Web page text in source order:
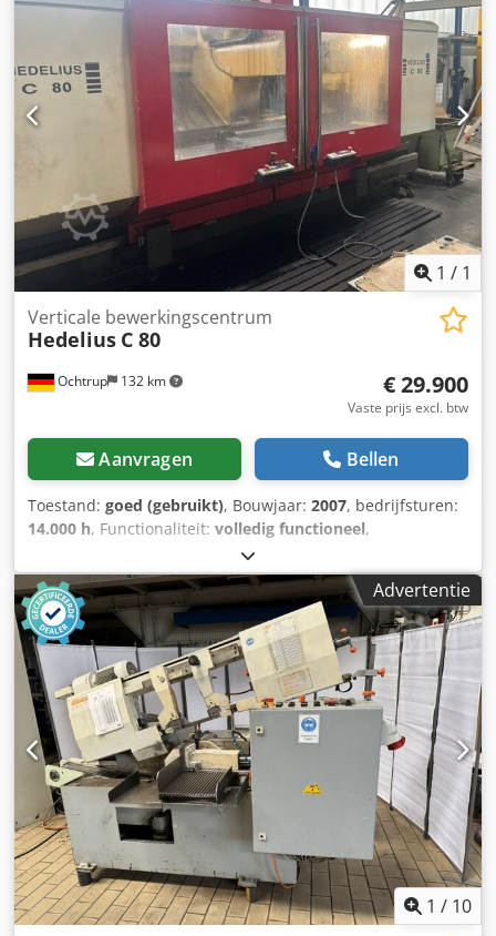
1 / 1
Ochtrup 132 km
Verticale bewerkingscentrum
Hedelius C 80
€ 29.900
Vaste prijs excl. btw
Aanvragen Bellen
Toestand: goed (gebruikt), Bouwjaar: 2007, bedrijfsturen:
14.000 h, Functionaliteit: volledig functioneel,
2.300 mm
800 mm, verplaatsingsafstand Z-as:600 mm,
controllerfabrikant:Heidenhain 530, controller model:
Heidenhain ITNC 530, toerental (min.): 8.000 rpm,
spindelsnelheid (min.):8.000 rpm, koelmiddelaanvoer:
20
bar
, aantal spindels:1, ingangsspanning:29 V, Uitrusting:
documentatie / handleiding, spanenafvoer, toerental
traploos regelbaar, Hedelius C80, gebruikt, volledig
operationeel. De machine is door de jaren heen altijd door
Hedelius onderhouden en up-to-date gehouden (nieuwe
spil, nieuwe geleidingen, etc.; facturen en documentatie
aanwezig). Spiluren: 14.000 uur 3-assige bewerking
Koelvloeistoffilterinstallatie Crsdpfx Ajy Rmv Holwof
Pendeldrijf, monteerbare wand aanwezig Heidenhain 530
IKZ 20 bar Handwiel Meetprobe SK 40
Gereedschapswisselaar Totaalgewicht: 15 ton,
transportafmetingen ca. 6500x3000x3000 mm
Advertentie
1 / 10